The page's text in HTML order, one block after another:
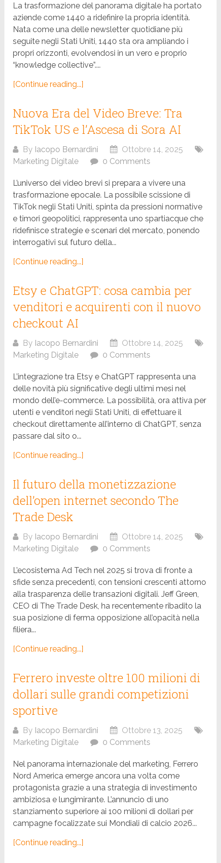
La trasformazione del panorama digitale ha portato
aziende come 1440 a ridefinire la propria identità.
Nata come una delle newsletter quotidiane più
seguite negli Stati Uniti, 1440 sta ora ampliando i
propri orizzonti, evolvendosi in un vero e proprio
“knowledge collective”....
[Continue reading...]
Nuova Era del Video Breve: Tra
TikTok US e l’Ascesa di Sora AI
By Iacopo Bernardini
Ottobre 14, 2025
Marketing Digitale
0 Comments
L’universo dei video brevi si prepara a vivere una
trasformazione epocale. La possibile scissione di
TikTok negli Stati Uniti, spinta da pressioni normative
e timori geopolitici, rappresenta uno spartiacque che
ridefinisce strategie e scenari del mercato, ponendo
interrogativi sul futuro della...
[Continue reading...]
Etsy e ChatGPT: cosa cambia per
venditori e acquirenti con il nuovo
checkout AI
By Iacopo Bernardini
Ottobre 14, 2025
Marketing Digitale
0 Comments
L’integrazione tra Etsy e ChatGPT rappresenta una
delle novità più significative degli ultimi mesi nel
mondo dell’e-commerce. La possibilità, ora attiva per
utenti e venditori negli Stati Uniti, di effettuare il
checkout direttamente all’interno di ChatGPT, senza
passare dal sito o...
[Continue reading...]
Il futuro della monetizzazione
dell’open internet secondo The
Trade Desk
By Iacopo Bernardini
Ottobre 14, 2025
Marketing Digitale
0 Comments
L’ecosistema Ad Tech nel 2025 si trova di fronte a
sfide senza precedenti, con tensioni crescenti attorno
alla trasparenza delle transazioni digitali. Jeff Green,
CEO di The Trade Desk, ha recentemente ribadito la
sua posizione di ferma opposizione all’opacità nella
filiera...
[Continue reading...]
Ferrero investe oltre 100 milioni di
dollari sulle grandi competizioni
sportive
By Iacopo Bernardini
Ottobre 13, 2025
Marketing Digitale
0 Comments
Nel panorama internazionale del marketing, Ferrero
Nord America emerge ancora una volta come
protagonista grazie a una strategia di investimento
ambiziosa e lungimirante. L’annuncio di uno
stanziamento superiore ai 100 milioni di dollari per
campagne focalizzate sui Mondiali di calcio 2026...
[Continue reading...]